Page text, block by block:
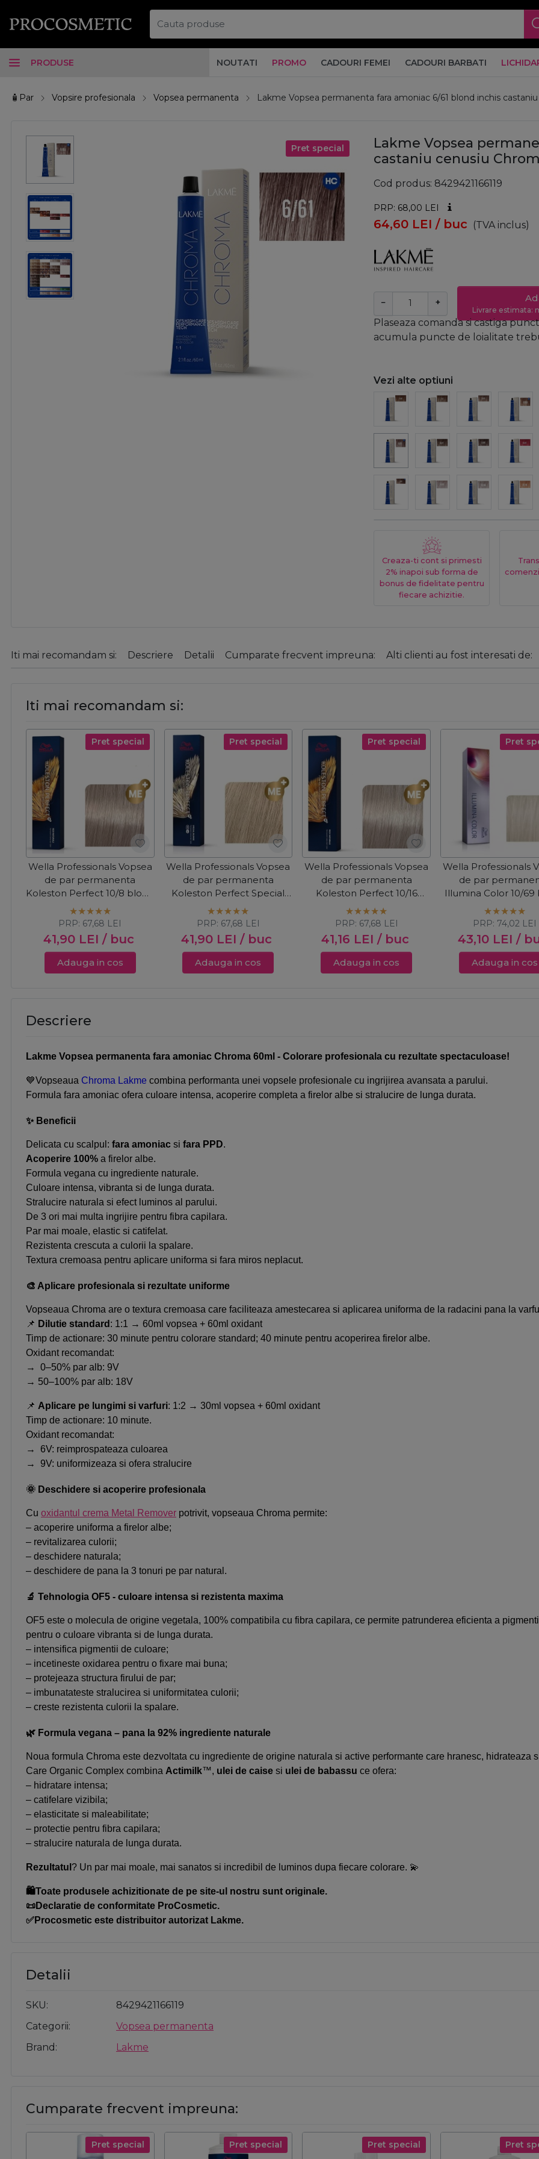
PRODUSE NOUTATI PROMO CADOURI FEMEI CADOURI BARBATI
🧴Par Vopsire profesionala Vopsea permanenta Lakme Vopsea permanenta fara amoniac 6/61 blond inchis
Pret special
Lakme Vopsea
castaniu cenusiu
Cod produs 8429421166119
PRP: 68,00 LEI
64,60 LEI / buc (TVA inclus)
− +
Livrare estimata:
Plaseaza comanda si castiga
acumula puncte de loialitate
Vezi alte optiuni
Creaza-ti cont si primesti
2% inapoi sub forma de
bonus de fidelitate pentru
fiecare achizitie.
Iti mai recomandam si: Descriere Detalii Cumparate frecvent impreuna: Alti clienti au fost interesati de:
Iti mai recomandam si:
Pret special
Wella Professionals Vopsea
de par permanenta
Koleston Perfect 10/8 blond
luminos deschis albastrui
60ml
41,90 LEI / buc
PRP: 67,68 LEI
Adauga in cos
Pret special
Wella Professionals Vopsea
de par permanenta
Koleston Perfect Special
Blonde 12/89 blond
albastrui perlat 60ml
41,90 LEI / buc
PRP: 67,68 LEI
Adauga in cos
Pret special
Wella Professionals Vopsea
de par permanenta
Koleston Perfect 10/16
blond luminos deschis
cenusiu violet 60ml
41,16 LEI / buc
PRP: 67,68 LEI
Adauga in cos
Pret
Wella Professionals
de par
Illumina Color 10/69
deschis violet
43,10 LEI /
PRP: 74,02 LEI
Adauga in cos
Descriere
Lakme Vopsea permanenta fara amoniac Chroma 60ml - Colorare profesionala cu rezultate spectaculoase!
💙Vopseaua Chroma Lakme combina performanta unei vopsele profesionale cu ingrijirea avansata a parului.
Formula fara amoniac ofera culoare intensa, acoperire completa a firelor albe si stralucire de lunga durata.
✨ Beneficii
Delicata cu scalpul: fara amoniac si fara PPD.
Acoperire 100% a firelor albe.
Formula vegana cu ingrediente naturale.
Culoare intensa, vibranta si de lunga durata.
Stralucire naturala si efect luminos al parului.
De 3 ori mai multa ingrijire pentru fibra capilara.
Par mai moale, elastic si catifelat.
Rezistenta crescuta a culorii la spalare.
Textura cremoasa pentru aplicare uniforma si fara miros neplacut.
🎨 Aplicare profesionala si rezultate uniforme
Vopseaua Chroma are o textura cremoasa care faciliteaza amestecarea si aplicarea uniforma de la radacini pana la
📌 Dilutie standard : 1:1 → 60ml vopsea + 60ml oxidant
Timp de actionare: 30 minute pentru colorare standard; 40 minute pentru acoperirea firelor albe.
Oxidant recomandat:
→ 0–50% par alb: 9V
→ 50–100% par alb: 18V
📌 Aplicare pe lungimi si varfuri: 1:2 → 30ml vopsea + 60ml oxidant
Timp de actionare: 10 minute.
Oxidant recomandat:
→ 6V: reimprospateaza culoarea
→ 9V: uniformizeaza si ofera stralucire
🌞 Deschidere si acoperire profesionala
Cu oxidantul crema Metal Remover potrivit, vopseaua Chroma permite:
– acoperire uniforma a firelor albe;
– revitalizarea culorii;
– deschidere naturala;
– deschidere de pana la 3 tonuri pe par natural.
🔬 Tehnologia OF5 - culoare intensa si rezistenta maxima
OF5 este o molecula de origine vegetala, 100% compatibila cu fibra capilara, ce permite patrunderea eficienta a
pentru o culoare vibranta si de lunga durata.
– intensifica pigmentii de culoare;
– incetineste oxidarea pentru o fixare mai buna;
– protejeaza structura firului de par;
– imbunatateste stralucirea si uniformitatea culorii;
– creste rezistenta culorii la spalare.
🌿 Formula vegana – pana la 92% ingrediente naturale
Noua formula Chroma este dezvoltata cu ingrediente de origine naturala si active performante care hranesc, hidrateaza
Care Organic Complex combina Actimilk™, u lei de caise si u lei de babassu ce ofera:
– hidratare intensa;
– catifelare vizibila;
– elasticitate si maleabilitate;
– protectie pentru fibra capilara;
– stralucire naturala de lunga durata.
Rezultatul ? Un par mai moale, mai sanatos si incredibil de luminos dupa fiecare colorare. 💫
🛍️Toate produsele achizitionate de pe site-ul nostru sunt originale.
📜Declaratie de conformitate ProCosmetic.
✅Procosmetic este distribuitor autorizat Lakme.
Detalii
SKU
8429421166119
Categorii
Vopsea permanenta
Brand
Lakme
Cumparate frecvent impreuna:
Pret special Pret special Pret special Pret